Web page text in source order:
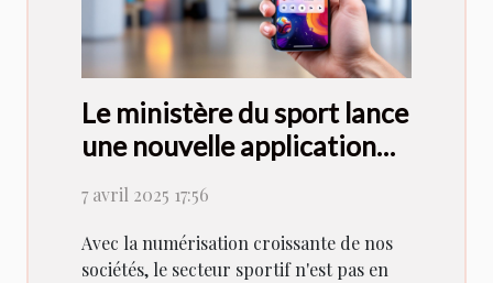
Le ministère du sport lance
une nouvelle application
dédiée aux sports
7 avril 2025 17:56
Avec la numérisation croissante de nos
sociétés, le secteur sportif n'est pas en